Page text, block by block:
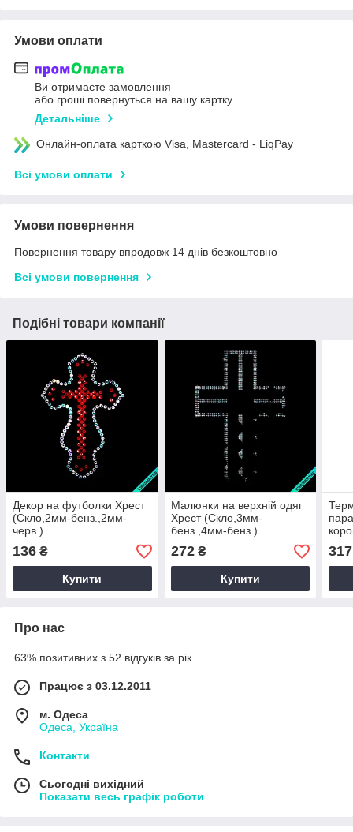
Умови оплати
Ви отримаєте замовлення
або гроші повернуться на вашу картку
Детальніше
Онлайн-оплата карткою Visa, Mastercard - LiqPay
Всі умови оплати
Умови повернення
Повернення товару впродовж 14 днів безкоштовно
Всі умови повернення
Подібні товари компанії
Декор на футболки Хрест
(Скло,2мм-бенз.,2мм-
черв.)
136 ₴
Купити
Малюнки на верхній одяг
Хрест (Скло,3мм-
бенз.,4мм-бенз.)
272₴
Купити
317
Про нас
63% позитивних з 52 відгуків за рік
Працює з 03.12.2011
м. Одеса
Одеса, Україна
Контакти
Сьогодні вихідний
Показати весь графік роботи